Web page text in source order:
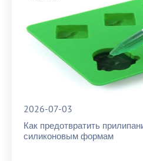
2026-07-03
Как предотвратить
силиконовым формам